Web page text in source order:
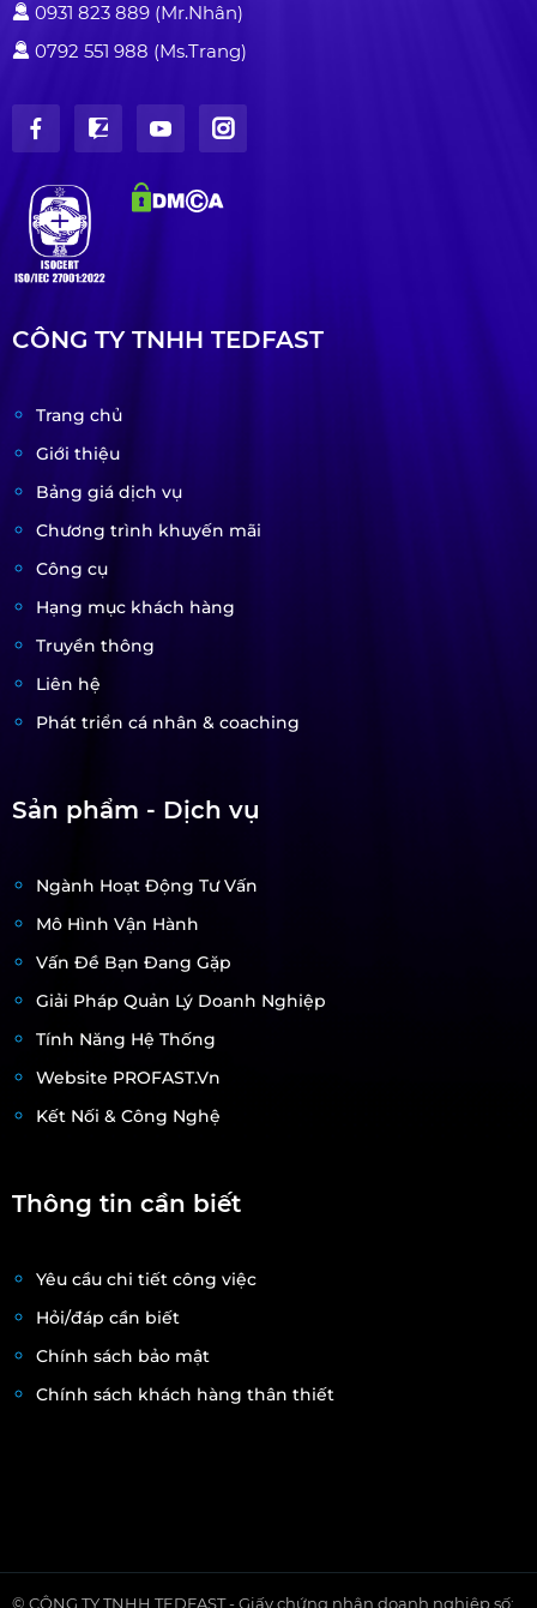
0931 823 889 (Mr.Nhân)
0792 551 988 (Ms.Trang)
CÔNG TY TNHH TEDFAST
Trang chủ
Giới thiệu
Bảng giá dịch vụ
Chương trình khuyến mãi
Công cụ
Hạng mục khách hàng
Truyền thông
Liên hệ
Phát triển cá nhân & coaching
Sản phẩm - Dịch vụ
Ngành Hoạt Động Tư Vấn
Mô Hình Vận Hành
Vấn Đề Bạn Đang Gặp
Giải Pháp Quản Lý Doanh Nghiệp
Tính Năng Hệ Thống
Website PROFAST.vn
Kết Nối & Công Nghệ
Thông tin cần biết
Yêu cầu chi tiết công việc
Hỏi/đáp cần biết
Chính sách bảo mật
Chính sách khách hàng thân thiết
© CÔNG TY TNHH TEDFAST - Giấy chứng nhận doanh nghiệp số: